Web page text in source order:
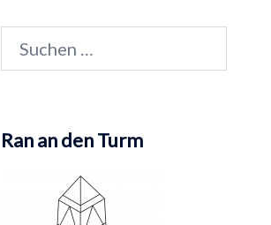
Suchen
nach:
Ran an den Turm